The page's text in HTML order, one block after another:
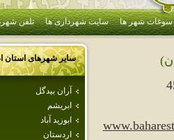
سوغات شهر ها سایت شهرداری ها تلفن
سایر شهرهای استان
آران بيدگل
ابريشم
ابوزيد آباد
اردستان